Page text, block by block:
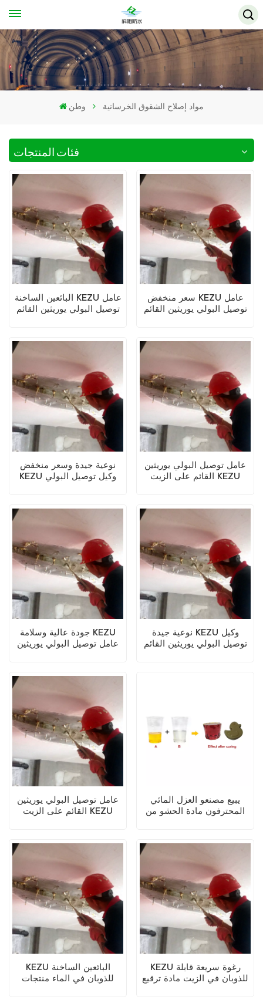
وطن مواد إصلاح الشقوق الخرسانية
فئات المنتجات
البائعين الساخنة KEZU عامل
توصيل البولي يوريثين القائم
سعر منخفض KEZU عامل
توصيل البولي يوريثين القائم
نوعية جيدة وسعر منخفض
KEZU وكيل توصيل البولي
عامل توصيل البولي يوريثين
القائم على الزيت KEZU
جودة عالية وسلامة KEZU
عامل توصيل البولي يوريثين
نوعية جيدة KEZU وكيل
توصيل البولي يوريثين القائم
عامل توصيل البولي يوريثين
القائم على الزيت KEZU
يبيع مصنعو العزل المائي
المحترفون مادة الحشو من
KEZU البائعين الساخنة
للذوبان في الماء منتجات
KEZU رغوة سريعة قابلة
للذوبان في الزيت مادة ترقيع